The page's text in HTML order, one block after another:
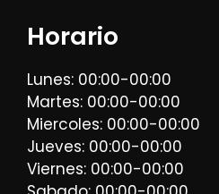
Horario
Lunes: 00:00-00:00
Martes: 00:00-00:00
Miercoles: 00:00-00:00
Jueves: 00:00-00:00
Viernes: 00:00-00:00